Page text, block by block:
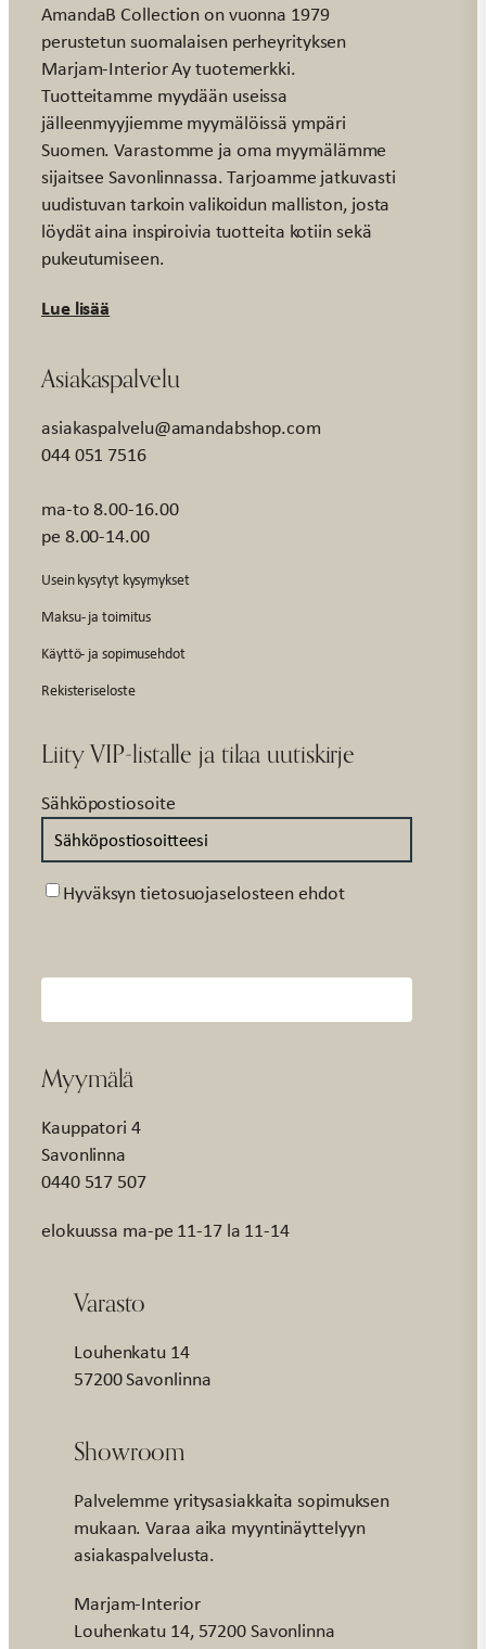
AmandaB Collection on vuonna 1979
perustetun suomalaisen perheyrityksen
Marjam-Interior Ay tuotemerkki.
Tuotteitamme myydään useissa
jälleenmyyjiemme myymälöissä ympäri
Suomen. Varastomme ja oma myymälämme
sijaitsee Savonlinnassa. Tarjoamme jatkuvasti
uudistuvan tarkoin valikoidun malliston, josta
löydät aina inspiroivia tuotteita kotiin sekä
pukeutumiseen.
Lue lisää
Asiakaspalvelu
asiakaspalvelu@amandabshop.com
044 051 7516
ma-to 8.00-16.00
pe 8.00-14.00
Usein kysytyt kysymykset
Maksu- ja toimitus
Käyttö- ja sopimusehdot
Rekisteriseloste
Liity VIP-listalle ja tilaa uutiskirje
Sähköpostiosoite
Suostumus
Hyväksyn tietosuojaselosteen ehdot
Myymälä
Kauppatori 4
Savonlinna
0440 517 507
elokuussa ma-pe 11-17 la 11-14
Varasto
Louhenkatu 14
57200 Savonlinna
Showroom
Palvelemme yritysasiakkaita sopimuksen
mukaan. Varaa aika myyntinäyttelyyn
asiakaspalvelusta.
Marjam-Interior
Louhenkatu 14, 57200 Savonlinna